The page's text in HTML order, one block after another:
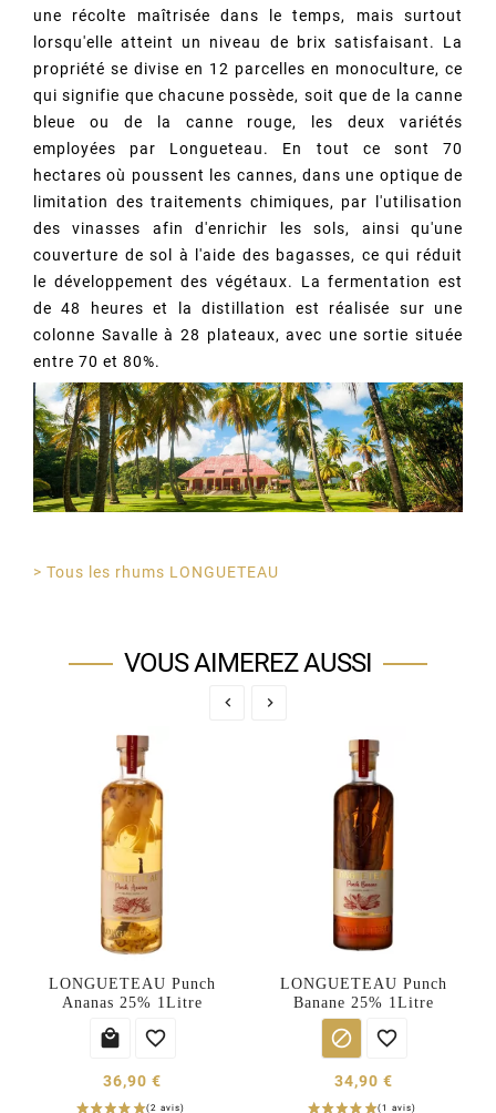
une récolte maîtrisée dans le temps, mais surtout
lorsqu'elle atteint un niveau de brix satisfaisant. La
propriété se divise en 12 parcelles en monoculture, ce
qui signifie que chacune possède, soit que de la canne
bleue ou de la canne rouge, les deux variétés
employées par Longueteau. En tout ce sont 70
hectares où poussent les cannes, dans une optique de
limitation des traitements chimiques, par l'utilisation
des vinasses afin d'enrichir les sols, ainsi qu'une
couverture de sol à l'aide des bagasses, ce qui réduit
le développement des végétaux. La fermentation est
de 48 heures et la distillation est réalisée sur une
colonne Savalle à 28 plateaux, avec une sortie située
entre 70 et 80%.
> Tous les rhums LONGUETEAU
VOUS AIMEREZ AUSSI
 
LONGUETEAU Punch
Ananas 25% 1Litre
 
36,90 €
LONGUETEAU Punch
Banane 25% 1Litre
 
34,90 €